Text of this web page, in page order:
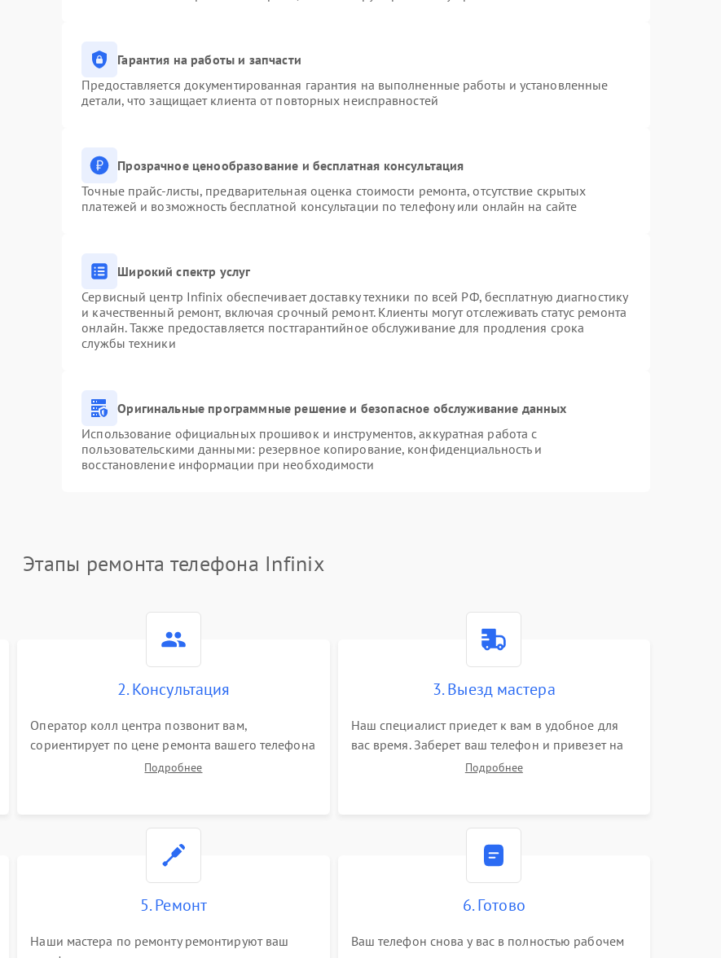
Гарантия на работы и запчасти
Предоставляется документированная гарантия на выполненные работы и установленные
детали, что защищает клиента от повторных неисправностей
Прозрачное ценообразование и бесплатная консультация
Точные прайс-листы, предварительная оценка стоимости ремонта, отсутствие скрытых
платежей и возможность бесплатной консультации по телефону или онлайн на сайте
Широкий спектр услуг
Сервисный центр Infinix обеспечивает доставку техники по всей РФ, бесплатную диагностику
и качественный ремонт, включая срочный ремонт. Клиенты могут отслеживать статус ремонта
онлайн. Также предоставляется постгарантийное обслуживание для продления срока
службы техники
Оригинальные программные решение и безопасное обслуживание данных
Использование официальных прошивок и инструментов, аккуратная работа с
пользовательскими данными: резервное копирование, конфиденциальность и
восстановление информации при необходимости
Этапы ремонта телефона Infinix
2. Консультация
Оператор колл центра позвонит вам,
сориентирует по цене ремонта вашего телефона
а также ответит на все ваши вопросы.
Подробнее
3. Выезд мастера
Наш специалист приедет к вам в удобное для
вас время. Заберет ваш телефон и привезет на
склад для диагностики.Подробнее
5. Ремонт
Наши мастера по ремонту ремонтируют ваш
6. Готово
Ваш телефон снова у вас в полностью рабочем